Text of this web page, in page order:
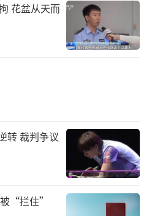
花盆从天而
转 裁判争议
“拦住”